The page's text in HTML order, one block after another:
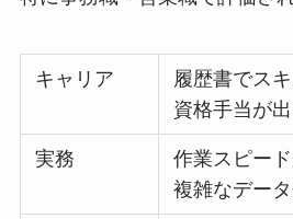
キャリア
履歴書でス
資格手当が
実務
作業スピー
複雑なデー